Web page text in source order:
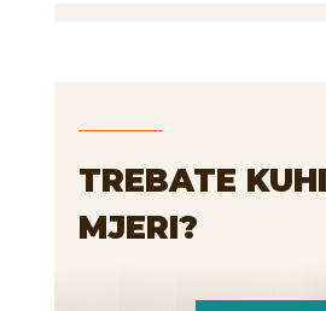
TREBATE
MJERI?